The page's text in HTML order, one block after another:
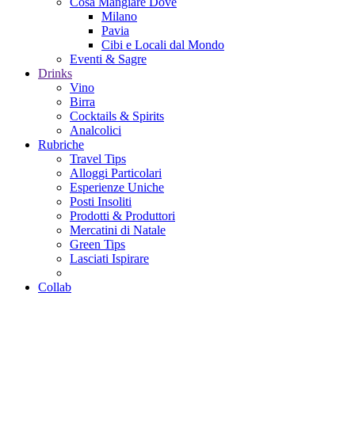
Milano
Pavia
Cibi e Locali dal Mondo
Eventi & Sagre
Drinks
Vino
Birra
Cocktails & Spirits
Analcolici
Rubriche
Travel Tips
Alloggi Particolari
Esperienze Uniche
Posti Insoliti
Prodotti & Produttori
Mercatini di Natale
Green Tips
Lasciati Ispirare
Collab